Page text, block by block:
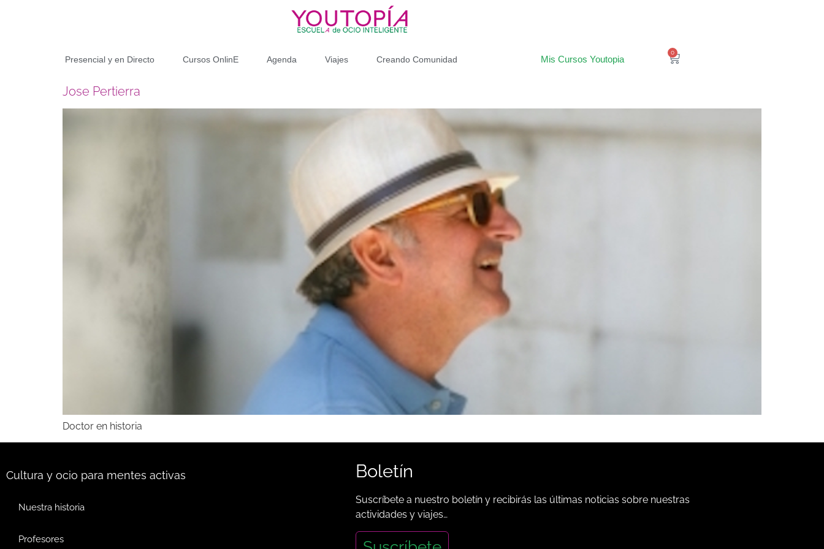
Presencial y en Directo Cursos OnlinE Agenda Viajes Creando Comunidad Mis Cursos Youtopia
0
Jose Pertierra
Doctor en historia
Cultura y ocio para mentes activas
Nuestra historia
Profesores
Boletín
Suscríbete a nuestro boletín y recibirás las últimas noticias sobre nuestras
actividades y viajes…